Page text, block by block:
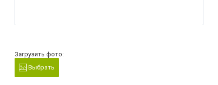
Загрузить фото:
Выбрать